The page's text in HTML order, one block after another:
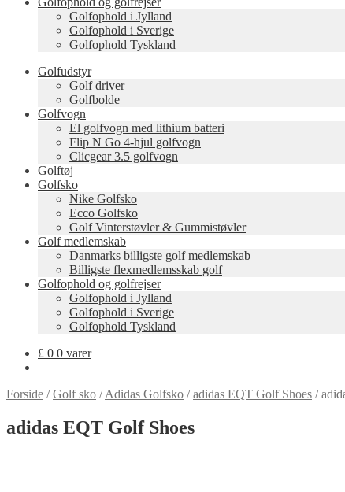
Golfophold i Jylland
Golfophold i Sverige
Golfophold Tyskland
Golfudstyr
Golf driver
Golfbolde
Golfvogn
El golfvogn med lithium batteri
Flip N Go 4-hjul golfvogn
Clicgear 3.5 golfvogn
Golftøj
Golfsko
Nike Golfsko
Ecco Golfsko
Golf Vinterstøvler & Gummistøvler
Golf medlemskab
Danmarks billigste golf medlemskab
Billigste flexmedlemsskab golf
Golfophold og golfrejser
Golfophold i Jylland
Golfophold i Sverige
Golfophold Tyskland
£ 0 0 varer
Forside /Golf sko /Adidas Golfsko /adidas EQT Golf Shoes /
adidas EQT Golf Shoes